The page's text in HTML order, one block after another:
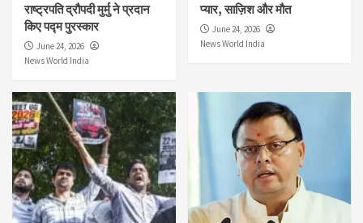
राष्ट्रपति द्रौपदी मुर्मु ने प्रदान
किए पद्म पुरस्कार
June 24, 2026
News World India
प्यार, साज़िश और मौत
June 24, 2026
News World India